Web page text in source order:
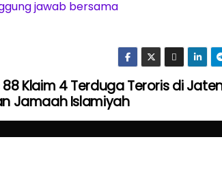
jawab bersama
88 Klaim 4 Terduga Teroris di
Jamaah Islamiyah